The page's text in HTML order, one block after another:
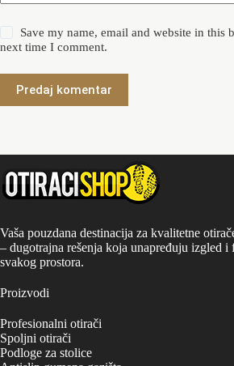
Save my name, email and website in this
next time I comment.
Predaj komentar
Vaša pouzdana destinacija za kvalitetne
– dugotrajna rešenja koja unapređuju izgled i
svakog prostora.
Proizvodi
Profesionalni otirači
Spoljni otirači
Podloge za stolice